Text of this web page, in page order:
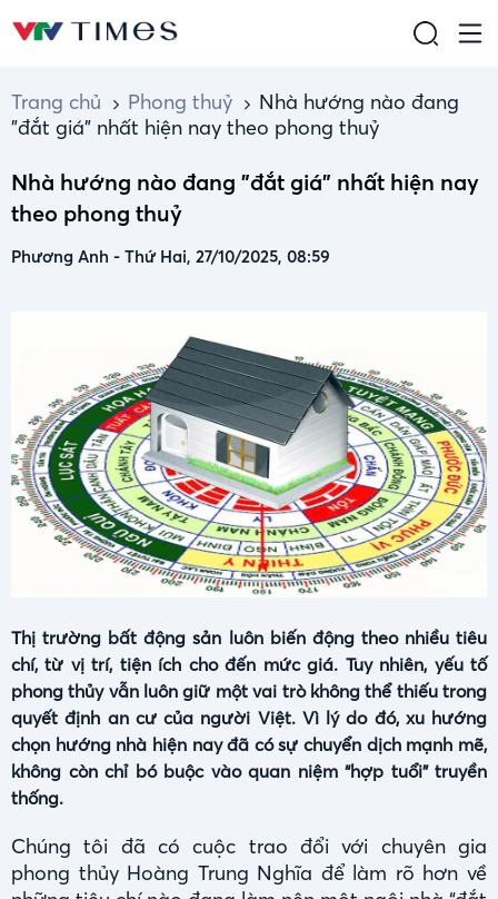
Trang chủ Phong thuỷ
Nhà hướng nào đang
"đắt giá" nhất hiện nay theo phong thuỷ
Nhà hướng nào đang "đắt giá" nhất hiện nay
theo phong thuỷ
Phương Anh - Thứ Hai, 27/10/2025, 08:59
Thị trường bất động sản luôn biến động theo nhiều tiêu
chí, từ vị trí, tiện ích cho đến mức giá. Tuy nhiên, yếu tố
phong thủy vẫn luôn giữ một vai trò không thể thiếu trong
quyết định an cư của người Việt. Vì lý do đó, xu hướng
chọn hướng nhà hiện nay đã có sự chuyển dịch mạnh mẽ,
không còn chỉ bó buộc vào quan niệm “hợp tuổi” truyền
thống.
Chúng tôi đã có cuộc trao đổi với chuyên gia
phong thủy Hoàng Trung Nghĩa để làm rõ hơn về